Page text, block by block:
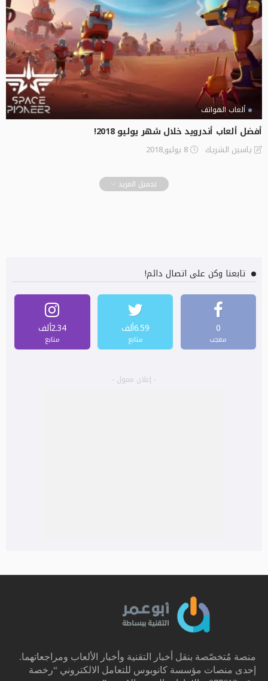
ألعاب الهواتف
أفضل ألعاب أندرويد خلال شهر يوليو 2018!
ياسين الشريك 8 يوليو,2018
تحميل المزيد
تابعنا وكن على اتصال دائم!
0
معجب
6.59ألف
متابع
2.34ألف
متابع
- إعلان ممول -
منصة مُتخصّصة بنقل أخبار التقنية وأخبار الألعاب ومراجعاتهما.
إحدى منصات مؤسسة كانوبوس للتعامل الالكتروني “رخصة